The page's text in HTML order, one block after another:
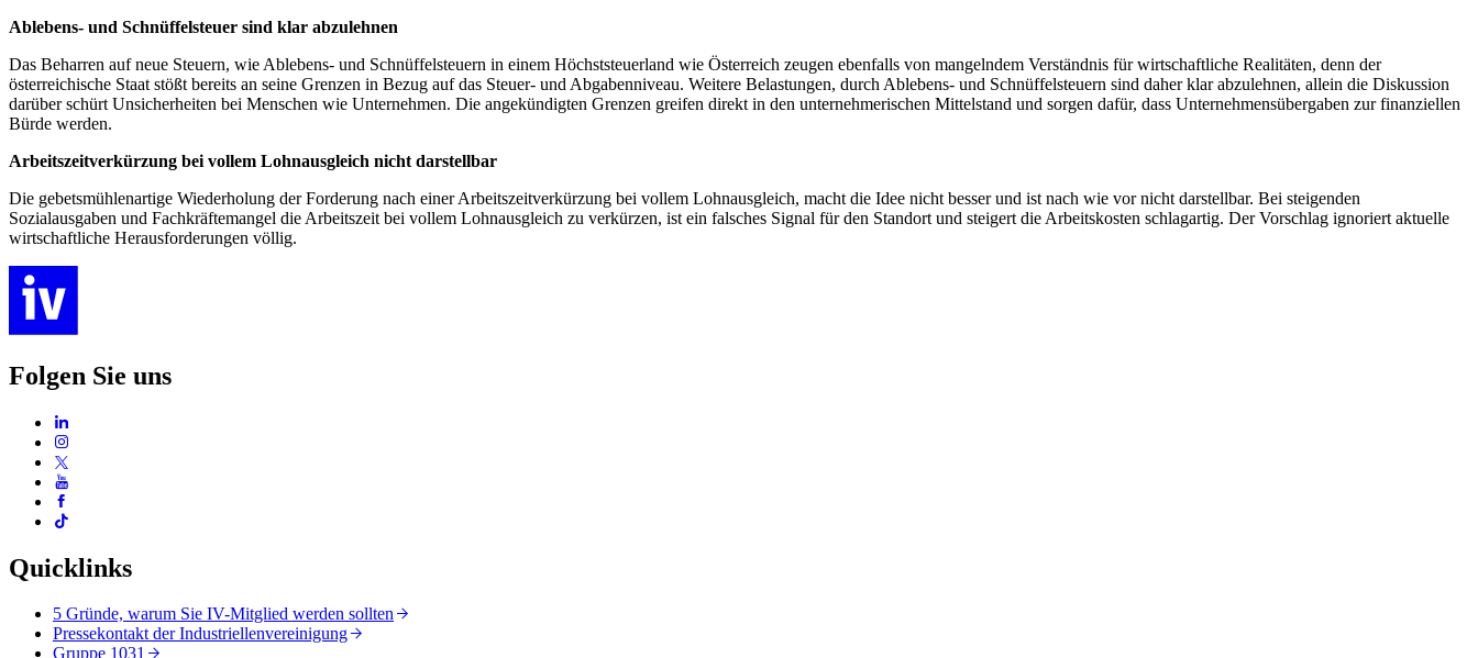
Ablebens- und Schnüffelsteuer sind klar abzulehnen
Das Beharren auf neue Steuern, wie Ablebens- und Schnüffelsteuern in einem Höchststeuerland wie Österreich zeugen ebenfalls von mangelndem Verständnis für wirtschaftliche Realitäten, denn der
österreichische Staat stößt bereits an seine Grenzen in Bezug auf das Steuer- und Abgabenniveau. Weitere Belastungen, durch Ablebens- und Schnüffelsteuern sind daher klar abzulehnen, allein die Diskussion
darüber schürt Unsicherheiten bei Menschen wie Unternehmen. Die angekündigten Grenzen greifen direkt in den unternehmerischen Mittelstand und sorgen dafür, dass Unternehmensübergaben zur finanziellen
Bürde werden.
Arbeitszeitverkürzung bei vollem Lohnausgleich nicht darstellbar
Die gebetsmühlenartige Wiederholung der Forderung nach einer Arbeitszeitverkürzung bei vollem Lohnausgleich, macht die Idee nicht besser und ist nach wie vor nicht darstellbar. Bei steigenden
Sozialausgaben und Fachkräftemangel die Arbeitszeit bei vollem Lohnausgleich zu verkürzen, ist ein falsches Signal für den Standort und steigert die Arbeitskosten schlagartig. Der Vorschlag ignoriert aktuelle
wirtschaftliche Herausforderungen völlig.
Folgen Sie uns
Quicklinks
5 Gründe, warum Sie IV-Mitglied werden sollten
Pressekontakt der Industriellenvereinigung
Gruppe 1031